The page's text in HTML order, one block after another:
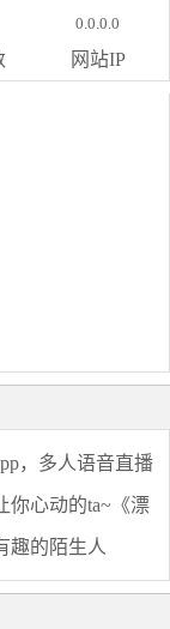
0.0.0.0
网站IP
，多人语音直播
你心动的ta~《漂
趣的陌生人